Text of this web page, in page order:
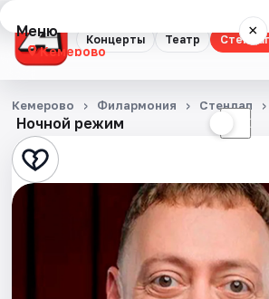
Концерты Театр
Меню ×
Кемерово
Концерты
Театр
Стендап
Ночной режим ☾
Кемерово Филармония Стендап